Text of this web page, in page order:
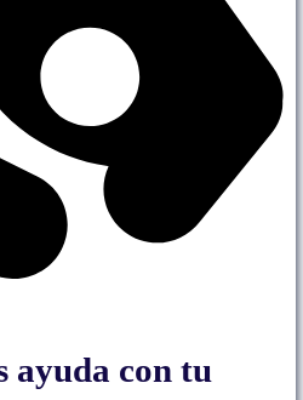
ayuda con tu